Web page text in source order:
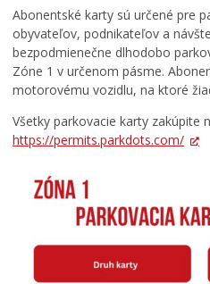
Abonentské karty sú určené pre
obyvateľov, podnikateľov a
bezpodmienečne dlhodobo
Zóne 1 v určenom pásme.
motorovému vozidlu, na ktoré
Všetky parkovacie karty zakúpite
https://permits.parkdots.com/